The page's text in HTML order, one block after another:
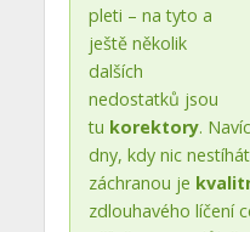
pleti – na tyto a
ještě několik
dalších
nedostatků jsou
tu korektory.
dny, kdy nic
záchranou je
zdlouhavého líčení